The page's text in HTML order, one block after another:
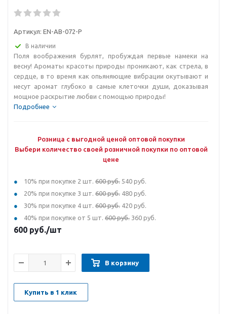
Артикул: EN-AB-072-P
В наличии
Поля воображения бурлят, пробуждая первые намеки на
весну! Ароматы красоты природы проникают, как стрела, в
сердце, в то время как опьяняющие вибрации окутывают и
несут аромат глубоко в самые клеточки души, доказывая
мощное раскрытие любви с помощью природы!
Подробнее
Розница с выгодной ценой оптовой покупки
Выбери количество своей розничной покупки по оптовой
цене
10% при покупке 2 шт. 600 руб. 540 руб.
20% при покупке 3 шт. 600 руб. 480 руб.
30% при покупке 4 шт. 600 руб. 420 руб.
40% при покупке от 5 шт. 600 руб. 360 руб.
600 руб./шт
В корзину
Купить в 1 клик